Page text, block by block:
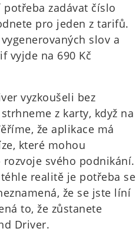
zadávat číslo
pro jeden z tarifů.
slov a
vyjde na 690 Kč
vyzkoušeli bez
z karty, když na
že aplikace má
které mohou
svého podnikání.
realitě je potřeba se
že se jste líní
to, že zůstanete
Driver.